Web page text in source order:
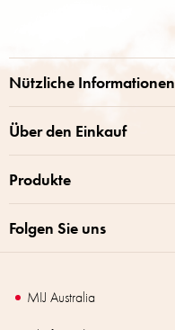
Nützliche Informationen
Über den Einkauf
Produkte
Folgen Sie uns
MIJ Australia